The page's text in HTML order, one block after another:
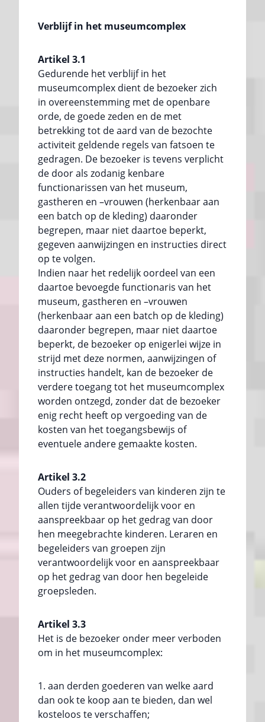
Verblijf in het museumcomplex
Artikel 3.1
Gedurende het verblijf in het
museumcomplex dient de bezoeker zich
in overeenstemming met de openbare
orde, de goede zeden en de met
betrekking tot de aard van de bezochte
activiteit geldende regels van fatsoen te
gedragen. De bezoeker is tevens verplicht
de door als zodanig kenbare
functionarissen van het museum,
gastheren en –vrouwen (herkenbaar aan
een batch op de kleding) daaronder
begrepen, maar niet daartoe beperkt,
gegeven aanwijzingen en instructies direct
op te volgen.
Indien naar het redelijk oordeel van een
daartoe bevoegde functionaris van het
museum, gastheren en –vrouwen
(herkenbaar aan een batch op de kleding)
daaronder begrepen, maar niet daartoe
beperkt, de bezoeker op enigerlei wijze in
strijd met deze normen, aanwijzingen of
instructies handelt, kan de bezoeker de
verdere toegang tot het museumcomplex
worden ontzegd, zonder dat de bezoeker
enig recht heeft op vergoeding van de
kosten van het toegangsbewijs of
eventuele andere gemaakte kosten.
Artikel 3.2
Ouders of begeleiders van kinderen zijn te
allen tijde verantwoordelijk voor en
aanspreekbaar op het gedrag van door
hen meegebrachte kinderen. Leraren en
begeleiders van groepen zijn
verantwoordelijk voor en aanspreekbaar
op het gedrag van door hen begeleide
groepsleden.
Artikel 3.3
Het is de bezoeker onder meer verboden
om in het museumcomplex:
aan derden goederen van welke aard
dan ook te koop aan te bieden, dan wel
kosteloos te verschaffen;